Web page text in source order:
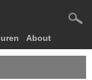
About